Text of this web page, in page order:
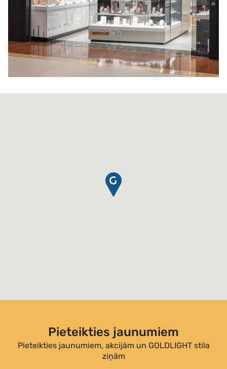
Pieteikties jaunumiem
Pieteikties jaunumiem, akcijām un GOLDLIGHT stila
ziņām